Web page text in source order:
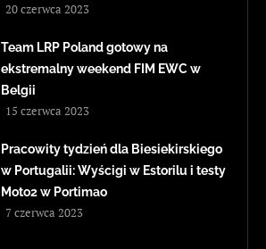
20 czerwca 2023
Team LRP Poland gotowy na
ekstremalny weekend FIM EWC w
Belgii
15 czerwca 2023
Pracowity tydzień dla Biesiekirskiego
w Portugalii: Wyścigi w Estorilu i testy
Moto2 w Portimao
7 czerwca 2023